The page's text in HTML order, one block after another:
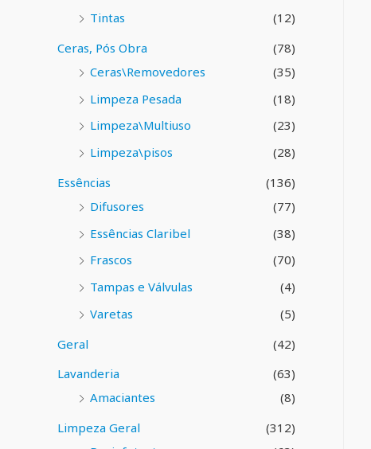
Tintas
(12)
Ceras, Pós Obra
(78)
Ceras\Removedores
(35)
Limpeza Pesada
(18)
Limpeza\Multiuso
(23)
Limpeza\pisos
(28)
Essências
(136)
Difusores
(77)
Essências Claribel
(38)
Frascos
(70)
Tampas e Válvulas
(4)
Varetas
(5)
Geral
(42)
Lavanderia
(63)
Amaciantes
(8)
Limpeza Geral
(312)